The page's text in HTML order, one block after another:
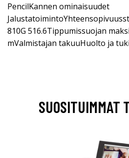
PencilKannen ominaisuudet
810G 516.6Tippumissuojan
mValmistajan takuuHuolto ja
SUOSITUIMMAT